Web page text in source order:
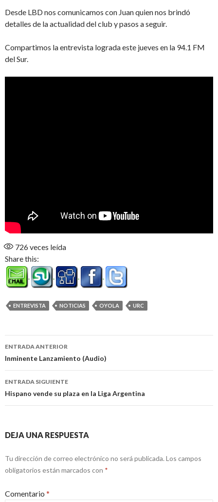
Desde LBD nos comunicamos con Juan quien nos brindó
detalles de la actualidad del club y pasos a seguir.
Compartimos la entrevista lograda este jueves en la 94.1 FM
del Sur.
726veces leída
Share this:
ENTREVISTA NOTICIAS OYOLA URC
Navegación
de
entradas
ENTRADA ANTERIOR
Inminente Lanzamiento (Audio)
ENTRADA SIGUIENTE
Hispano vende su plaza en la Liga Argentina
DEJA UNA RESPUESTA
Tu dirección de correo electrónico no será publicada. Los campos
obligatorios están marcados con *
Comentario *